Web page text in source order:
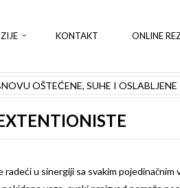
KONTAKT ONLINE
u sinergiji sa svakim